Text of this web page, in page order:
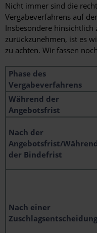
Nicht immer sind die
Vergabeverfahrens auf
Insbesondere hinsichtlich
zurückzunehmen, ist es
zu achten. Wir fassen
Phase des
Vergabeverfahrens
Während der
Angebotsfrist
Nach der
Angebotsfrist/Während
der Bindefrist
Nach einer
Zuschlagsentscheidung